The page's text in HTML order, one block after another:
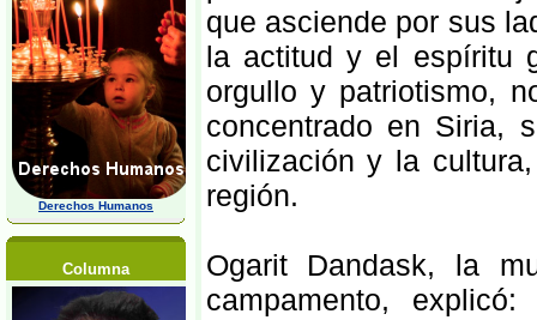
Derechos Humanos
Columna
que asciende por sus
la actitud y el espíritu
orgullo y patriotismo,
concentrado en Siria,
civilización y la
región.
Ogarit Dandask, la
campamento,